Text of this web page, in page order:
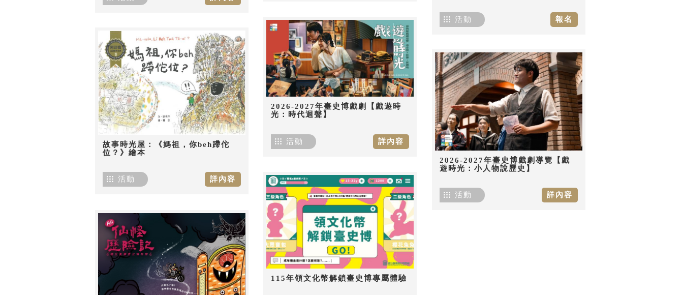
報名
活動
2026-2027年臺史博戲劇【戲遊時
光：時代迴聲】
詳內容
活動
故事時光屋：《媽祖，你beh蹛佗
位？》繪本
詳內容
活動
2026-2027年臺史博戲劇導覽【戲
遊時光：小人物說歷史】
詳內容
活動
115年領文化幣解鎖臺史博專屬體驗